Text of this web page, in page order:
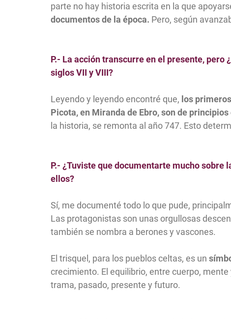
parte no hay historia escrita en la que
documentos de la época. Pero, según
P.- La acción transcurre en el presente,
siglos VII y VIII?
Leyendo y leyendo encontré que, los
Picota, en Miranda de Ebro, son de
la historia, se remonta al año 747. Esto
P.- ¿Tuviste que documentarte mucho
ellos?
Sí, me documenté todo lo que pude,
Las protagonistas son unas orgullosas
también se nombra a berones y vascones.
El trisquel, para los pueblos celtas, es un
crecimiento. El equilibrio, entre cuerpo,
trama, pasado, presente y futuro.